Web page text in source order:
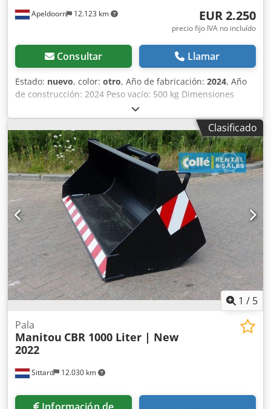
Apeldoorn 12.123 km EUR 2.250
precio fijo IVA no incluído
Consultar Llamar
Estado: nuevo, color: otro, Año de fabricación: 2024, Año
de construcción: 2024 Peso vacío: 500 kg Dimensiones
(largo x ancho x alto): 117 x 245 x 100 cm Capacidad del
cucharón de carga: 1,5 m³ Marcado CE: sí Estado general:
muy bueno Estado técnico: muy bueno Estado óptico: muy
bueno Condición Tipo CE: CE Cuchara para granos Manitou
CBA1500 sin usar, 2450 mm de ancho, hoja atornillable,
varias unidades disponibles Dksdpfxewl Rkks Ahmsr
Clasificado
1 / 5
Sittard 12.030 km
Pala
Manitou CBR 1000 Liter | New
2022